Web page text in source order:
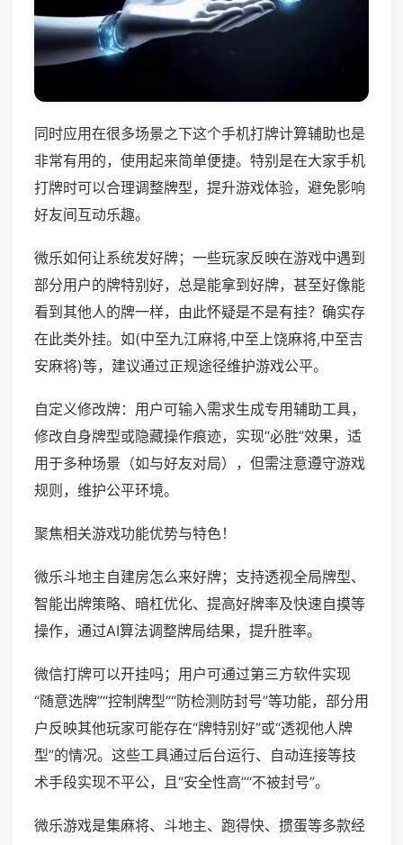
同时应用在很多场景之下这个手机打牌计算辅助也是
非常有用的，使用起来简单便捷。特别是在大家手机
打牌时可以合理调整牌型，提升游戏体验，避免影响
好友间互动乐趣。
微乐如何让系统发好牌；一些玩家反映在游戏中遇到
部分用户的牌特别好，总是能拿到好牌，甚至好像能
看到其他人的牌一样，由此怀疑是不是有挂？确实存
在此类外挂。如(中至九江麻将,中至上饶麻将,中至吉
安麻将)等，建议通过正规途径维护游戏公平。
自定义修改牌：用户可输入需求生成专用辅助工具，
修改自身牌型或隐藏操作痕迹，实现“必胜”效果，适
用于多种场景（如与好友对局），但需注意遵守游戏
规则，维护公平环境。
聚焦相关游戏功能优势与特色！
微乐斗地主自建房怎么来好牌；支持透视全局牌型、
智能出牌策略、暗杠优化、提高好牌率及快速自摸等
操作，通过AI算法调整牌局结果，提升胜率。
微信打牌可以开挂吗；用户可通过第三方软件实现
“随意选牌”“控制牌型”“防检测防封号”等功能，部分用
户反映其他玩家可能存在“牌特别好”或“透视他人牌
型”的情况。这些工具通过后台运行、自动连接等技
术手段实现不平公，且“安全性高”“不被封号”。
微乐游戏是集麻将、斗地主、跑得快、掼蛋等多款经